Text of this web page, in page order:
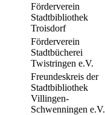
Förderverein
Stadtbibliothek
Troisdorf
Förderverein
Stadtbücherei
Twistringen e.V.
Freundeskreis der
Stadtbibliothek
Villingen-
Schwenningen e.V.